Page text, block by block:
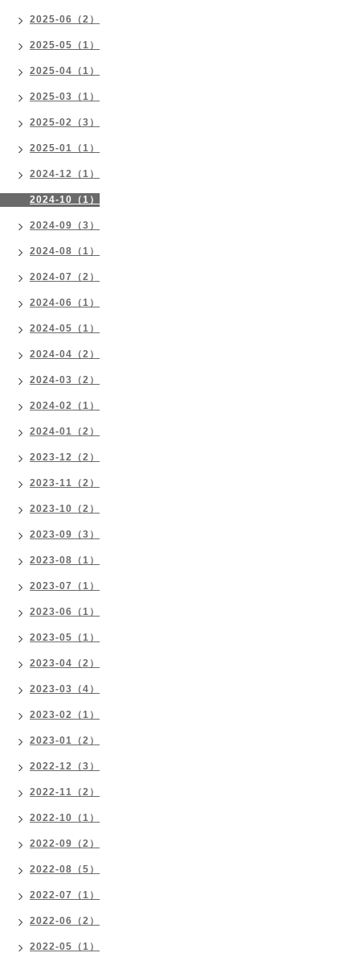
2025-06（2）
2025-05（1）
2025-04（1）
2025-03（1）
2025-02（3）
2025-01（1）
2024-12（1）
2024-10（1）
2024-09（3）
2024-08（1）
2024-07（2）
2024-06（1）
2024-05（1）
2024-04（2）
2024-03（2）
2024-02（1）
2024-01（2）
2023-12（2）
2023-11（2）
2023-10（2）
2023-09（3）
2023-08（1）
2023-07（1）
2023-06（1）
2023-05（1）
2023-04（2）
2023-03（4）
2023-02（1）
2023-01（2）
2022-12（3）
2022-11（2）
2022-10（1）
2022-09（2）
2022-08（5）
2022-07（1）
2022-06（2）
2022-05（1）